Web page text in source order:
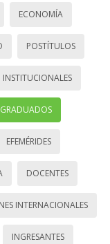
ECONOMÍA
POSTÍTULOS
INSTITUCIONALES
GRADUADOS
EFEMÉRIDES
DOCENTES
INTERNACIONALES
INGRESANTES